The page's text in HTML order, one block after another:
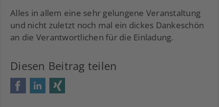
Alles in allem eine sehr gelungene Veranstaltung
und nicht zuletzt noch mal ein dickes Dankeschön
an die Verantwortlichen für die Einladung.
Diesen Beitrag teilen
FacebookLinkedIn